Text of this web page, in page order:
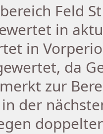
Feld
in
in
da
zur
der